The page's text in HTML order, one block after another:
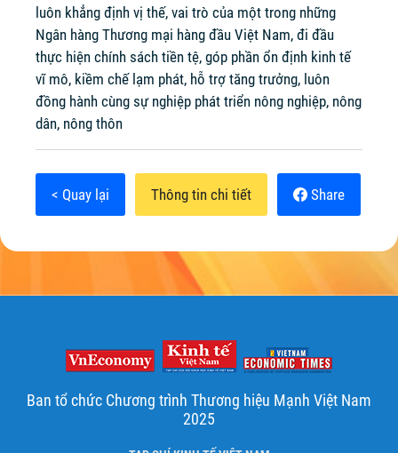
luôn khẳng định vị thế, vai trò của một trong những
Ngân hàng Thương mại hàng đầu Việt Nam, đi đầu
thực hiện chính sách tiền tệ, góp phần ổn định kinh tế
vĩ mô, kiềm chế lạm phát, hỗ trợ tăng trưởng, luôn
đồng hành cùng sự nghiệp phát triển nông nghiệp, nông
dân, nông thôn
< Quay lại Thông tin chi tiết Share
Ban tổ chức Chương trình Thương hiệu Mạnh Việt Nam
2025